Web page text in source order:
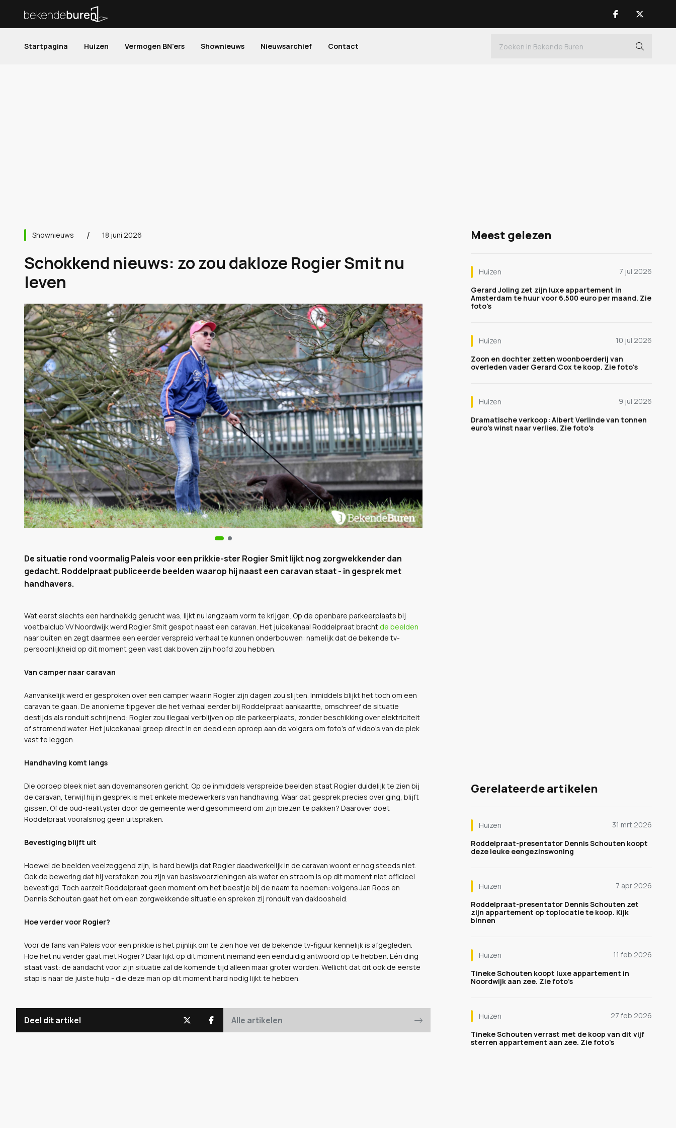
Startpagina Huizen Vermogen BN'ers Shownieuws Nieuwsarchief Contact
Shownieuws 18 juni 2026
Schokkend nieuws: zo zou dakloze Rogier Smit nu
leven
De situatie rond voormalig Paleis voor een prikkie-ster Rogier Smit lijkt nog zorgwekkender dan
gedacht. Roddelpraat publiceerde beelden waarop hij naast een caravan staat - in gesprek met
handhavers.
Wat eerst slechts een hardnekkig gerucht was, lijkt nu langzaam vorm te krijgen. Op de openbare parkeerplaats bij
voetbalclub VV Noordwijk werd Rogier Smit gespot naast een caravan. Het juicekanaal Roddelpraat brachtde beelden
naar buiten en zegt daarmee een eerder verspreid verhaal te kunnen onderbouwen: namelijk dat de bekende tv-
persoonlijkheid op dit moment geen vast dak boven zijn hoofd zou hebben.
Van camper naar caravan
Aanvankelijk werd er gesproken over een camper waarin Rogier zijn dagen zou slijten. Inmiddels blijkt het toch om een
caravan te gaan. De anonieme tipgever die het verhaal eerder bij Roddelpraat aankaartte, omschreef de situatie
destijds als ronduit schrijnend: Rogier zou illegaal verblijven op die parkeerplaats, zonder beschikking over elektriciteit
of stromend water. Het juicekanaal greep direct in en deed een oproep aan de volgers om foto's of video's van de plek
vast te leggen.
Handhaving komt langs
Die oproep bleek niet aan dovemansoren gericht. Op de inmiddels verspreide beelden staat Rogier duidelijk te zien bij
de caravan, terwijl hij in gesprek is met enkele medewerkers van handhaving. Waar dat gesprek precies over ging, blijft
gissen. Of de oud-realityster door de gemeente werd gesommeerd om zijn biezen te pakken? Daarover doet
Roddelpraat vooralsnog geen uitspraken.
Bevestiging blijft uit
Hoewel de beelden veelzeggend zijn, is hard bewijs dat Rogier daadwerkelijk in de caravan woont er nog steeds niet.
Ook de bewering dat hij verstoken zou zijn van basisvoorzieningen als water en stroom is op dit moment niet officieel
bevestigd. Toch aarzelt Roddelpraat geen moment om het beestje bij de naam te noemen: volgens Jan Roos en
Dennis Schouten gaat het om een zorgwekkende situatie en spreken zij ronduit van dakloosheid.
Hoe verder voor Rogier?
Voor de fans van Paleis voor een prikkie is het pijnlijk om te zien hoe ver de bekende tv-figuur kennelijk is afgegleden.
Hoe het nu verder gaat met Rogier? Daar lijkt op dit moment niemand een eenduidig antwoord op te hebben. Eén ding
staat vast: de aandacht voor zijn situatie zal de komende tijd alleen maar groter worden. Wellicht dat dit ook de eerste
stap is naar de juiste hulp - die deze man op dit moment hard nodig lijkt te hebben.
Deel dit artikel Alle artikelen
Meest gelezen
Huizen
7 jul 2026
Gerard Joling zet zijn luxe appartement in
Amsterdam te huur voor 6.500 euro per maand. Zie
foto's
Huizen
10 jul 2026
Zoon en dochter zetten woonboerderij van
overleden vader Gerard Cox te koop. Zie foto's
Huizen
9 jul 2026
Dramatische verkoop: Albert Verlinde van tonnen
euro's winst naar verlies. Zie foto's
Gerelateerde artikelen
Huizen
31 mrt 2026
Roddelpraat-presentator Dennis Schouten koopt
deze leuke eengezinswoning
Huizen
7 apr 2026
Roddelpraat-presentator Dennis Schouten zet
zijn appartement op toplocatie te koop. Kijk
binnen
Huizen
11 feb 2026
Tineke Schouten koopt luxe appartement in
Noordwijk aan zee. Zie foto’s
Huizen
27 feb 2026
Tineke Schouten verrast met de koop van dit vijf
sterren appartement aan zee. Zie foto's